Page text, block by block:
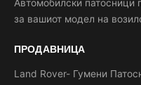
Автомобилски патосници
за вашиот модел на
ПРОДАВНИЦА
Land Rover- Гумени